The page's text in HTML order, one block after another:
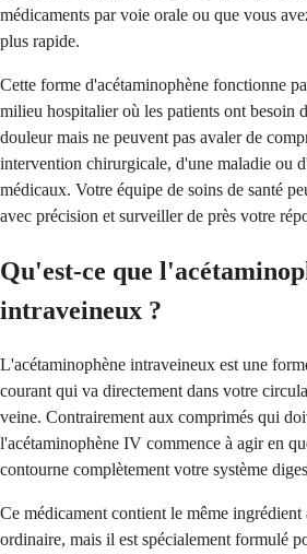
médicaments par voie orale ou que vous
plus rapide.
Cette forme d'acétaminophène fonctionne
milieu hospitalier où les patients ont besoin
douleur mais ne peuvent pas avaler de
intervention chirurgicale, d'une maladie ou
médicaux. Votre équipe de soins de santé
avec précision et surveiller de près votre
Qu'est-ce que
intraveineux ?
L'acétaminophène intraveineux est une
courant qui va directement dans votre
veine. Contrairement aux comprimés qui
l'acétaminophène IV commence à agir en
contourne complètement votre système
Ce médicament contient le même
ordinaire, mais il est spécialement formulé